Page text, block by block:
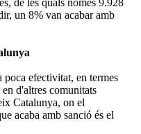
un 8% van acabar amb
poca efectivitat, en termes
d'altres comunitats
Catalunya, on el
acaba amb sanció és el